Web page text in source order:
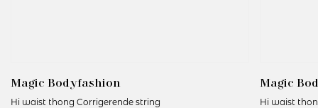
Magic Bodyfashion
Hi waist thong Corrigerende string
Magic
Hi waist